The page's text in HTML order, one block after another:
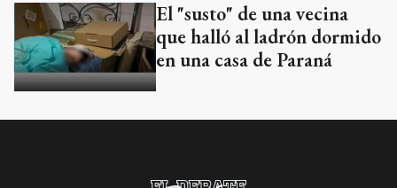
El "susto" de una vecina
que halló al ladrón dormido
en una casa de Paraná